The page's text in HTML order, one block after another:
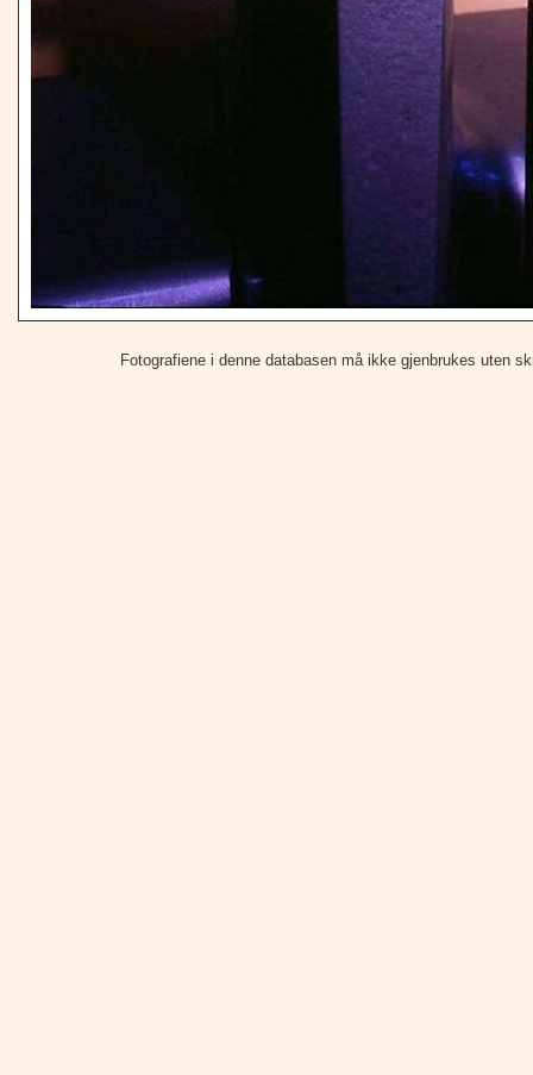
Fotografiene i denne databasen må ikke gjenbrukes uten